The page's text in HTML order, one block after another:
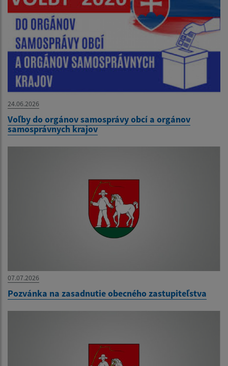
24.06.2026
Voľby do orgánov samosprávy obcí a orgánov
samosprávnych krajov
07.07.2026
Pozvánka na zasadnutie obecného zastupiteľstva